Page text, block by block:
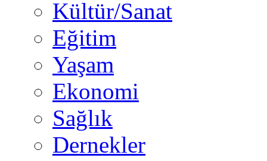
Kültür/Sanat
Eğitim
Yaşam
Ekonomi
Sağlık
Dernekler